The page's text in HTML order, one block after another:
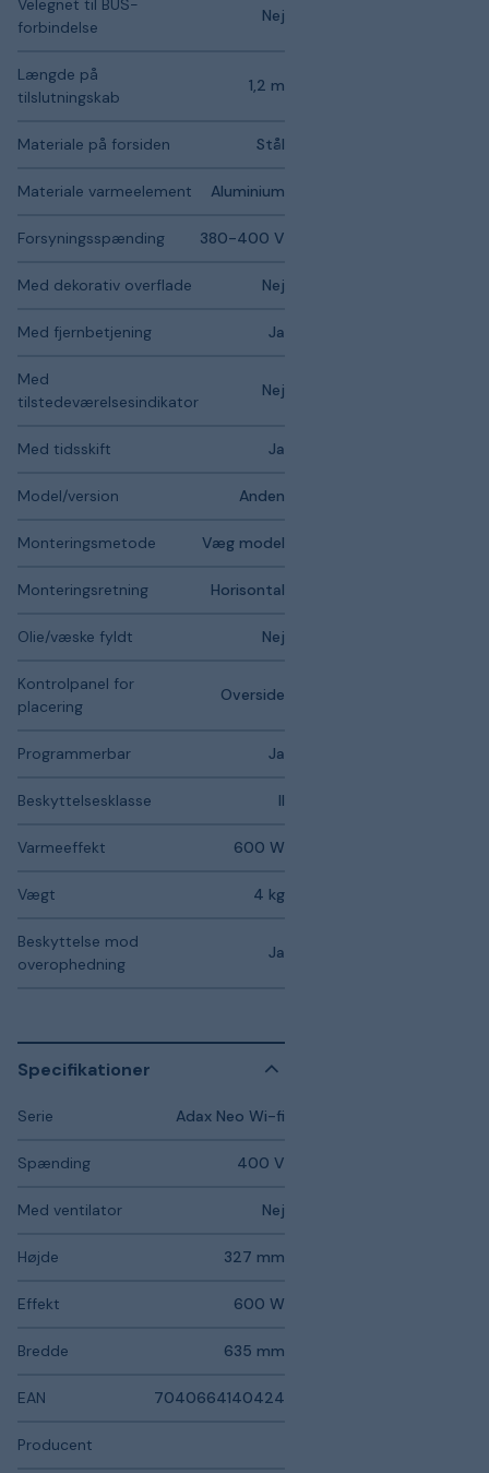
Velegnet til BUS-
forbindelse
Nej
Længde på
tilslutningskab
1,2 m
Materiale på forsiden Stål
Materiale varmeelement Aluminium
Forsyningsspænding 380-400 V
Med dekorativ overflade Nej
Med fjernbetjening Ja
Med
tilstedeværelsesindikator
Nej
Med tidsskift Ja
Model/version Anden
Monteringsmetode Væg model
Monteringsretning Horisontal
Olie/væske fyldt Nej
Kontrolpanel for
placering
Overside
Programmerbar Ja
Beskyttelsesklasse II
Varmeeffekt 600 W
Vægt 4 kg
Beskyttelse mod
overophedning
Ja
Specifikationer
Serie Adax Neo Wi-fi
Spænding 400 V
Med ventilator Nej
Højde 327 mm
Effekt 600 W
Bredde 635 mm
EAN 7040664140424
Producent